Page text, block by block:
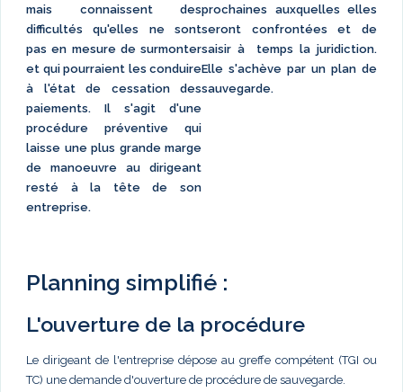
mais connaissent des
difficultés qu'elles ne sont
pas en mesure de surmonter
et qui pourraient les conduire
à l'état de cessation des
paiements. Il s'agit d'une
procédure préventive qui
laisse une plus grande marge
de manoeuvre au dirigeant
resté à la tête de son
entreprise.
prochaines auxquelles elles
seront confrontées et de
saisir à temps la juridiction.
Elle s'achève par un plan de
sauvegarde.
Planning simplifié :
L'ouverture de la procédure
Le dirigeant de l'entreprise dépose au greffe compétent (TGI ou
TC) une demande d'ouverture de procédure de sauvegarde.